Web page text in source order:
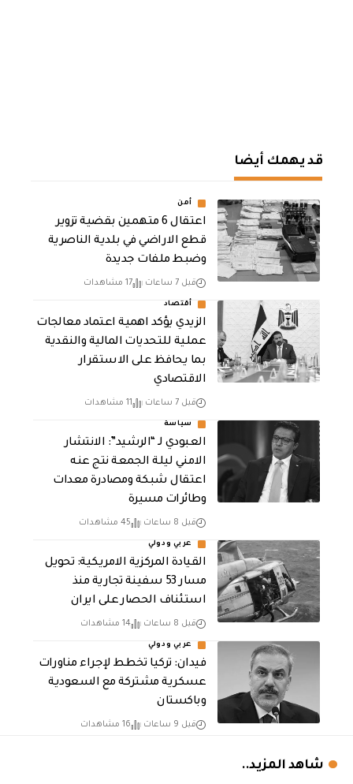
قد يهمك أيضا
أمن
اعتقال 6 متهمين بقضية تزوير
قطع الاراضي في بلدية الناصرية
وضبط ملفات جديدة
قبل 7 ساعات 17 مشاهدات
أقتصاد
الزيدي يؤكد اهمية اعتماد معالجات
عملية للتحديات المالية والنقدية
بما يحافظ على الاستقرار
الاقتصادي
قبل 7 ساعات 11 مشاهدات
سياسة
العبودي لـ “الرشيد”: الانتشار
الامني ليلة الجمعة نتج عنه
اعتقال شبكة ومصادرة معدات
وطائرات مسيرة
قبل 8 ساعات 45 مشاهدات
عربي ودولي
القيادة المركزية الامريكية: تحويل
مسار 53 سفينة تجارية منذ
استئناف الحصار على ايران
قبل 8 ساعات 14 مشاهدات
عربي ودولي
فيدان: تركيا تخطط لإجراء مناورات
عسكرية مشتركة مع السعودية
وباكستان
قبل 9 ساعات 16 مشاهدات
شاهد المزيد..